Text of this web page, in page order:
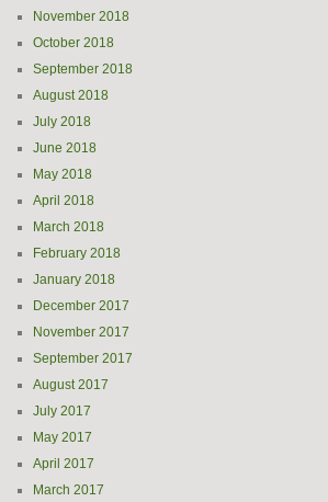
November 2018
October 2018
September 2018
August 2018
July 2018
June 2018
May 2018
April 2018
March 2018
February 2018
January 2018
December 2017
November 2017
September 2017
August 2017
July 2017
May 2017
April 2017
March 2017